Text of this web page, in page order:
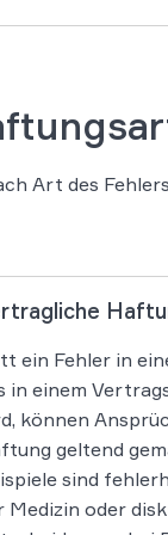
Art des
ein Fehler in
in einem
können
geltend
sind
Medizin oder